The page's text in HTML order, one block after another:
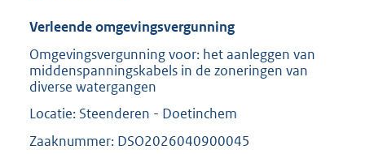
9
b
Verleende omgevingsvergunning
Omgevingsvergunning voor: het aanleggen van
middenspanningskabels in de zoneringen van
diverse watergangen
Locatie: Steenderen - Doetinchem
Zaaknummer: DSO2026040900045